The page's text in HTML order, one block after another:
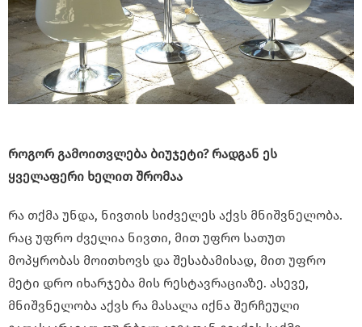
როგორ გამოითვლება ბიუჯეტი? რადგან ეს
ყველაფერი ხელით შრომაა
რა თქმა უნდა, ნივთის სიძველეს აქვს მნიშვნელობა.
რაც უფრო ძველია ნივთი, მით უფრო სათუთ
მოპყრობას მოითხოვს და შესაბამისად, მით უფრო
მეტი დრო იხარჯება მის რესტავრაციაზე. ასევე,
მნიშვნელობა აქვს რა მასალა იქნა შერჩეული